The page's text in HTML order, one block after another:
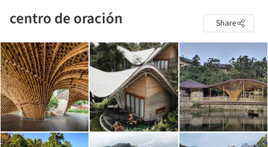
centro de oración Share